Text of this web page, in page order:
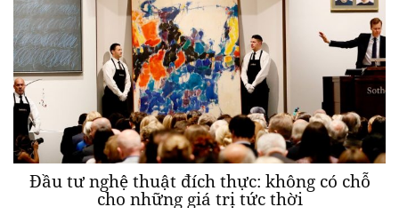
Đầu tư nghệ thuật đích thực: không có chỗ
cho những giá trị tức thời